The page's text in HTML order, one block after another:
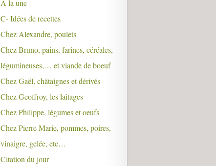
A la une
C- Idées de recettes
Chez Alexandre, poulets
Chez Bruno, pains, farines, céréales,
légumineuses,… et viande de boeuf
Chez Gaël, châtaignes et dérivés
Chez Geoffroy, les laitages
Chez Philippe, légumes et oeufs
Chez Pierre Marie, pommes, poires,
vinaigre, gelée, etc…
Citation du jour